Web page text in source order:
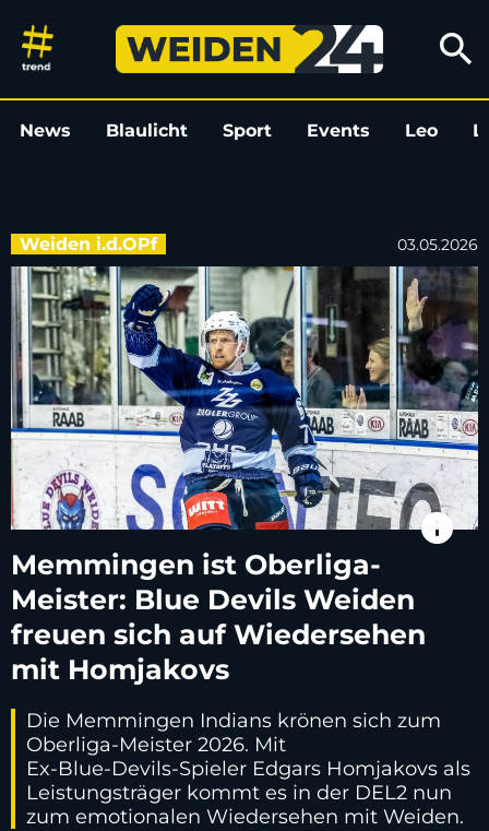
Memmingen ist Oberliga-
search
News Blaulicht Sport Events Leo
Weiden i.d.OPf 03.05.2026
info
Memmingen ist Oberliga-
Meister: Blue Devils Weiden
freuen sich auf Wiedersehen
mit Homjakovs
Die Memmingen Indians krönen sich zum
Oberliga-Meister 2026. Mit
Ex‑Blue‑Devils‑Spieler Edgars Homjakovs als
Leistungsträger kommt es in der DEL2 nun
zum emotionalen Wiedersehen mit Weiden.